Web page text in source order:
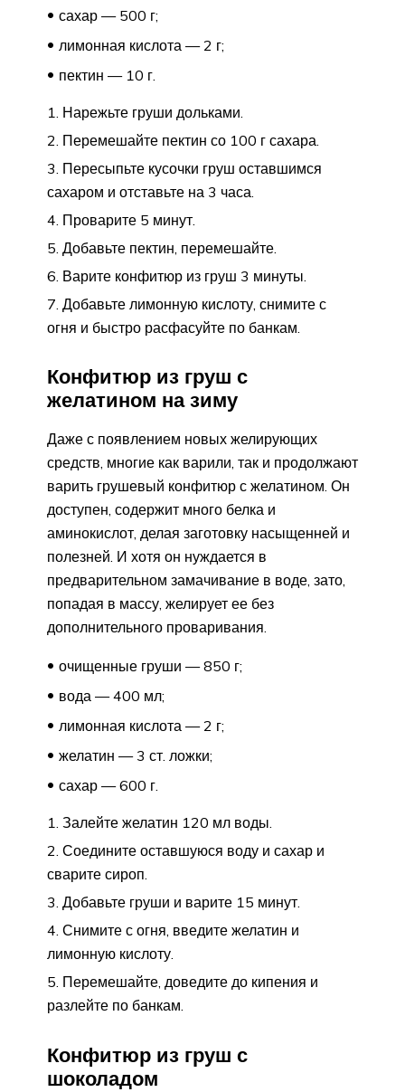
сахар — 500 г;
лимонная кислота — 2 г;
пектин — 10 г.
Нарежьте груши дольками.
Перемешайте пектин со 100 г сахара.
Пересыпьте кусочки груш оставшимся
сахаром и отставьте на 3 часа.
Проварите 5 минут.
Добавьте пектин, перемешайте.
Варите конфитюр из груш 3 минуты.
Добавьте лимонную кислоту, снимите с
огня и быстро расфасуйте по банкам.
Конфитюр из груш с
желатином на зиму
Даже с появлением новых желирующих
средств, многие как варили, так и продолжают
варить грушевый конфитюр с желатином. Он
доступен, содержит много белка и
аминокислот, делая заготовку насыщенней и
полезней. И хотя он нуждается в
предварительном замачивание в воде, зато,
попадая в массу, желирует ее без
дополнительного проваривания.
очищенные груши — 850 г;
вода — 400 мл;
лимонная кислота — 2 г;
желатин — 3 ст. ложки;
сахар — 600 г.
Залейте желатин 120 мл воды.
Соедините оставшуюся воду и сахар и
сварите сироп.
Добавьте груши и варите 15 минут.
Снимите с огня, введите желатин и
лимонную кислоту.
Перемешайте, доведите до кипения и
разлейте по банкам.
Конфитюр из груш с
шоколадом